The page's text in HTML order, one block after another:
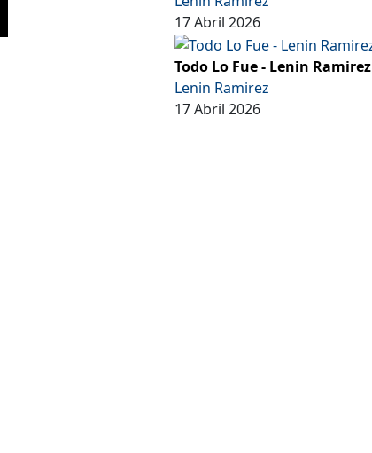
17 Abril 2026
Todo Lo Fue - Lenin Ramirez
Lenin Ramirez
17 Abril 2026